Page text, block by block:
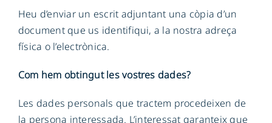
Heu d’enviar un escrit adjuntant una còpia d’un
document que us identifiqui, a la nostra adreça
física o l’electrònica.
Com hem obtingut les vostres dades?
Les dades personals que tractem procedeixen de
la persona interessada. L’interessat garanteix que